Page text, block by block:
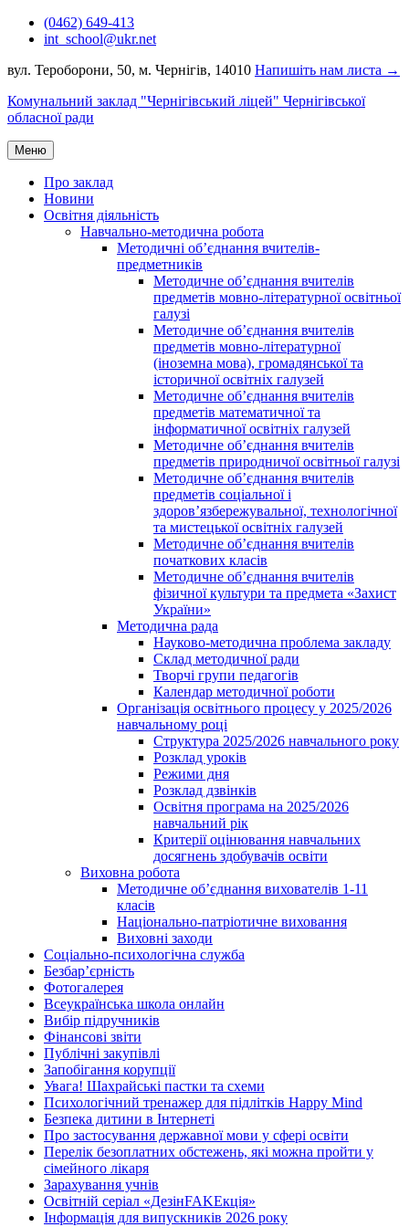
Перейти(0462) 649-413
int_school@ukr.net
вул. Тероборони, 50, м. Чернігів, 14010 Напишіть нам листа →
Комунальний заклад "Чернігівський ліцей" Чернігівської
обласної ради
Меню
Про заклад
Новини
Освітня діяльність
Навчально-методична робота
Методичні об’єднання вчителів-
предметників
Методичне об’єднання вчителів
предметів мовно-літературної освітньої
галузі
Методичне об’єднання вчителів
предметів мовно-літературної
(іноземна мова), громадянської та
історичної освітніх галузей
Методичне об’єднання вчителів
предметів математичної та
інформатичної освітніх галузей
Методичне об’єднання вчителів
предметів природничої освітньої галузі
Методичне об’єднання вчителів
предметів соціальної і
здоров’язбережувальної, технологічної
та мистецької освітніх галузей
Методичне об’єднання вчителів
початкових класів
Методичне об’єднання вчителів
фізичної культури та предмета «Захист
України»
Методична рада
Науково-методична проблема закладу
Склад методичної ради
Творчі групи педагогів
Календар методичної роботи
Організація освітнього процесу у 2025/2026
навчальному році
Структура 2025/2026 навчального року
Розклад уроків
Режими дня
Розклад дзвінків
Освітня програма на 2025/2026
навчальний рік
Критерії оцінювання навчальних
досягнень здобувачів освіти
Виховна робота
Методичне об’єднання вихователів 1-11
класів
Національно-патріотичне виховання
Виховні заходи
Соціально-психологічна служба
Безбар’єрність
Фотогалерея
Всеукраїнська школа онлайн
Вибір підручників
Фінансові звіти
Публічні закупівлі
Запобігання корупції
Увага! Шахрайські пастки та схеми
Психологічний тренажер для підлітків Happy Mind
Безпека дитини в Інтернеті
Про застосування державної мови у сфері освіти
Перелік безоплатних обстежень, які можна пройти у
сімейного лікаря
Зарахування учнів
Освітній серіал «ДезінFAKEкція»
Інформація для випускників 2026 року